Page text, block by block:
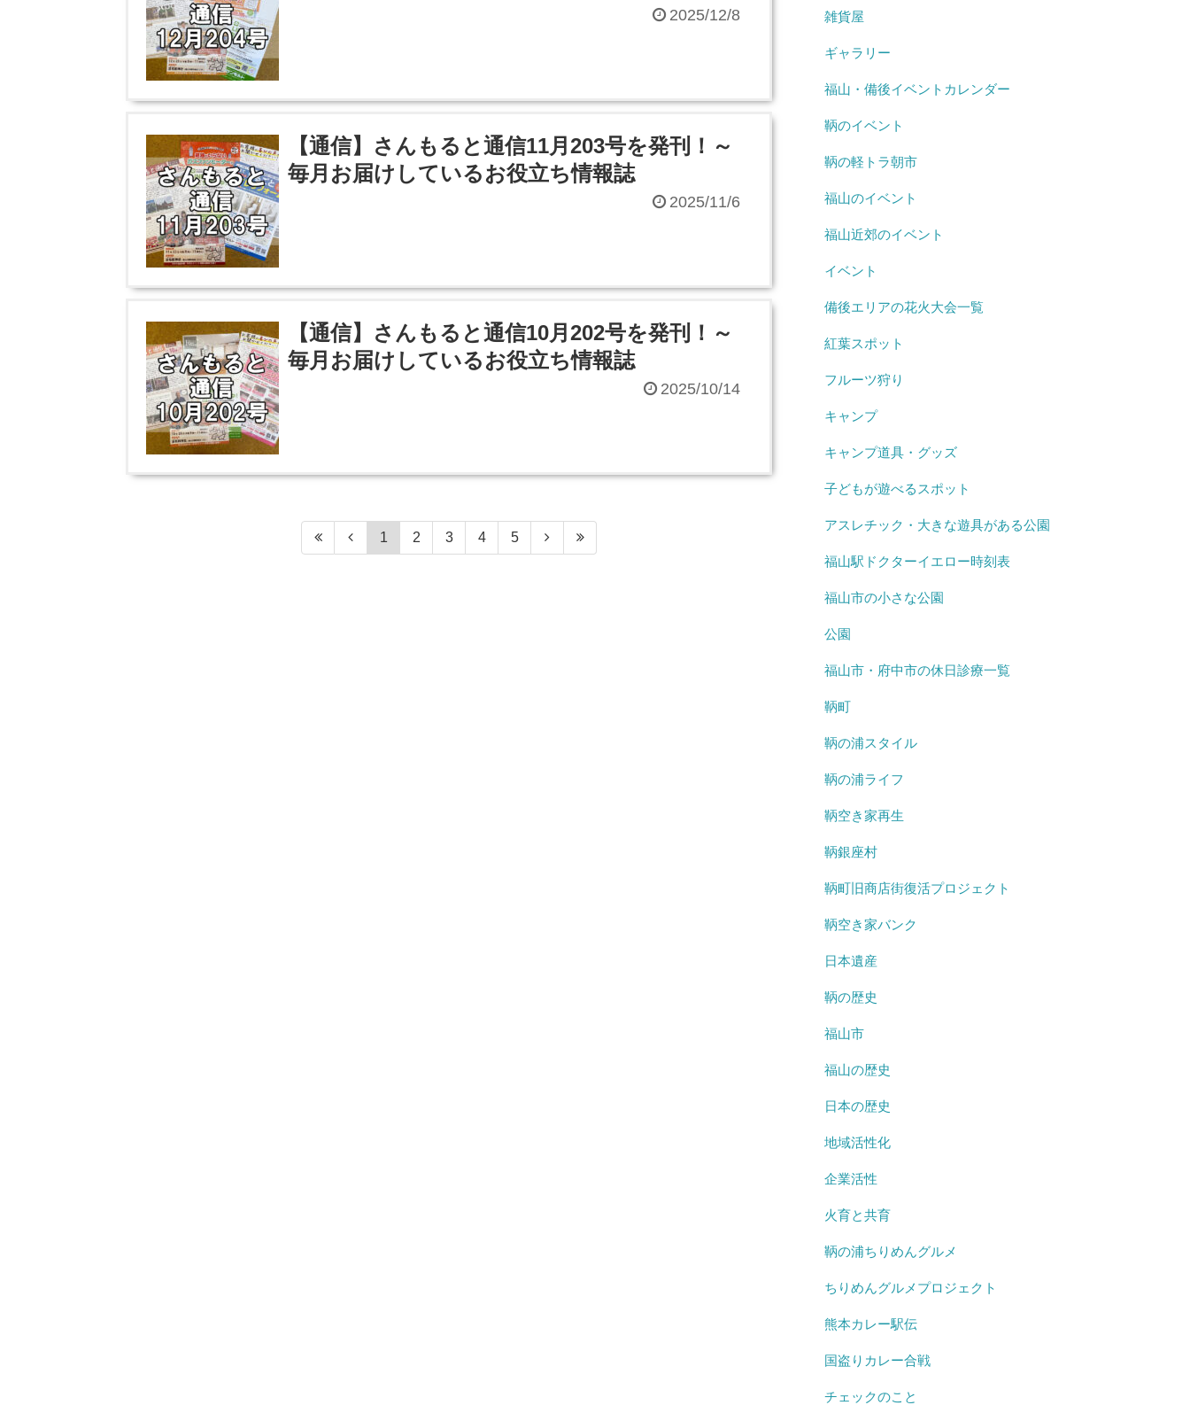
2025/12/8
【通信】さんもると通信11月203号を発刊！～
毎月お届けしているお役立ち情報誌
2025/11/6
【通信】さんもると通信10月202号を発刊！～
毎月お届けしているお役立ち情報誌
2025/10/14
1 2 3 4 5
雑貨屋
ギャラリー
福山・備後イベントカレンダー
鞆のイベント
鞆の軽トラ朝市
福山のイベント
福山近郊のイベント
イベント
備後エリアの花火大会一覧
紅葉スポット
フルーツ狩り
キャンプ
キャンプ道具・グッズ
子どもが遊べるスポット
アスレチック・大きな遊具がある公園
福山駅ドクターイエロー時刻表
福山市の小さな公園
公園
福山市・府中市の休日診療一覧
鞆町
鞆の浦スタイル
鞆の浦ライフ
鞆空き家再生
鞆銀座村
鞆町旧商店街復活プロジェクト
鞆空き家バンク
日本遺産
鞆の歴史
福山市
福山の歴史
日本の歴史
地域活性化
企業活性
火育と共育
鞆の浦ちりめんグルメ
ちりめんグルメプロジェクト
熊本カレー駅伝
国盗りカレー合戦
チェックのこと